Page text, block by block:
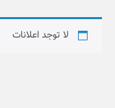
لا توجد اعلانات